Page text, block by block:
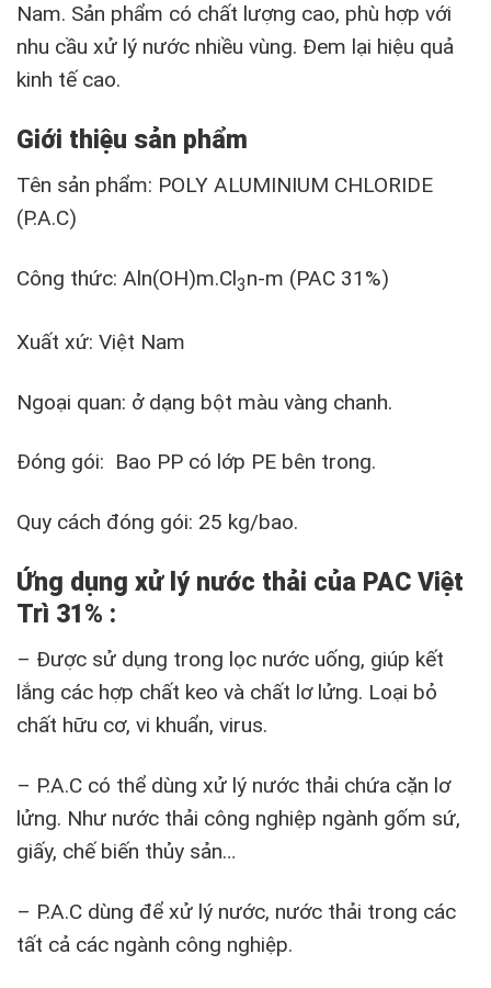
Nam. Sản phẩm có chất lượng cao, phù hợp với
nhu cầu xử lý nước nhiều vùng. Đem lại hiệu quả
kinh tế cao.
Giới thiệu sản phẩm
Tên sản phẩm: POLY ALUMINIUM CHLORIDE
(P.A.C)
Công thức: Aln(OH)m.Cl3n-m­ (PAC 31%)
Xuất xứ: Việt Nam
Ngoại quan: ở dạng bột màu vàng chanh.
Đóng gói: Bao PP có lớp PE bên trong.
Quy cách đóng gói: 25 kg/bao.
Ứng dụng xử lý nước thải của PAC Việt
Trì 31% :
– Được sử dụng trong lọc nước uống, giúp kết
lắng các hợp chất keo và chất lơ lửng. Loại bỏ
chất hữu cơ, vi khuẩn, virus.
– P.A.C có thể dùng xử lý nước thải chứa cặn lơ
lửng. Như nước thải công nghiệp ngành gốm sứ,
giấy, chế biến thủy sản…
– P.A.C dùng để xử lý nước, nước thải trong các
tất cả các ngành công nghiệp.